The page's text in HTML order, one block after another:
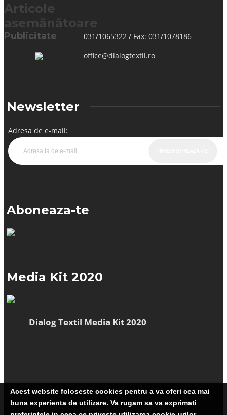
Articole
asemănătoare
Publicitate
031/1065322 / Fax: 031/1078186
office@dialogtextil.ro
Newsletter
Adresa de e-mail:
Aboneaza-te
Media Kit 2020
Dialog Textil Media Kit 2020
Acest website foloseste cookies pentru a va oferi cea mai
buna experienta de utilizare. Va rugam sa va exprimati